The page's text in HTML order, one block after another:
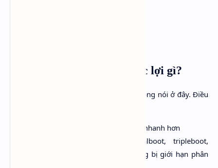
Chuyển sang UEFI tôi được lợi gì?
Những lợi ích trên lý thuyết mình sẽ không nói ở đây. Điều
Tốc độ khởi động máy tính/ Sleep nhanh hơn
Chạy đa hệ điều hành (dualboot, tripleboot,
quadboot ...) thuận lợi hơn, không bị giới hạn phân